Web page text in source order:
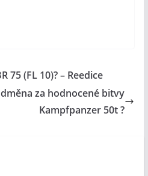
75 (FL 10)? – Reedice
za hodnocené bitvy
Kampfpanzer 50t ?